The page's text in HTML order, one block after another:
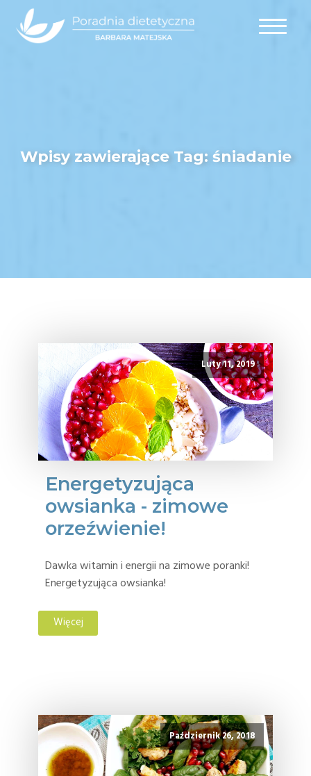
Wpisy zawierające Tag: śniadanie
Luty 11, 2019
Energetyzująca
owsianka - zimowe
orzeźwienie!
Dawka witamin i energii na zimowe poranki!
Energetyzująca owsianka!
Więcej
Październik 26, 2018